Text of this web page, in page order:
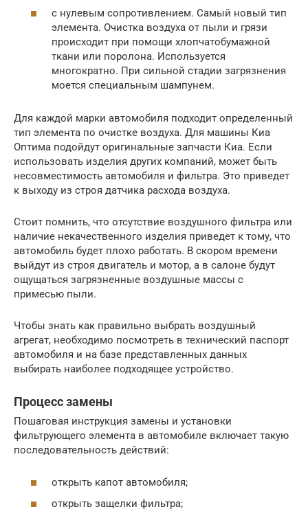
с нулевым сопротивлением. Самый новый тип
элемента. Очистка воздуха от пыли и грязи
происходит при помощи хлопчатобумажной
ткани или поролона. Используется
многократно. При сильной стадии загрязнения
моется специальным шампунем.
Для каждой марки автомобиля подходит определенный
тип элемента по очистке воздуха. Для машины Киа
Оптима подойдут оригинальные запчасти Киа. Если
использовать изделия других компаний, может быть
несовместимость автомобиля и фильтра. Это приведет
к выходу из строя датчика расхода воздуха.
Стоит помнить, что отсутствие воздушного фильтра или
наличие некачественного изделия приведет к тому, что
автомобиль будет плохо работать. В скором времени
выйдут из строя двигатель и мотор, а в салоне будут
ощущаться загрязненные воздушные массы с
примесью пыли.
Чтобы знать как правильно выбрать воздушный
агрегат, необходимо посмотреть в технический паспорт
автомобиля и на базе представленных данных
выбирать наиболее подходящее устройство.
Процесс замены
Пошаговая инструкция замены и установки
фильтрующего элемента в автомобиле включает такую
последовательность действий:
открыть капот автомобиля;
открыть защелки фильтра;